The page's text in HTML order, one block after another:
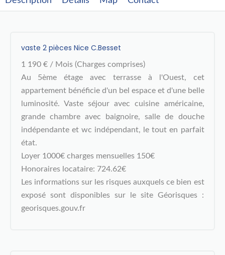
vaste 2 pièces Nice C.Besset
1 190 € / Mois (Charges comprises)
Au 5ème étage avec terrasse à l'Ouest, cet
appartement bénéficie d'un bel espace et d'une belle
luminosité. Vaste séjour avec cuisine américaine,
grande chambre avec baignoire, salle de douche
indépendante et wc indépendant, le tout en parfait
état.
Loyer 1000€ charges mensuelles 150€
Honoraires locataire: 724.62€
Les informations sur les risques auxquels ce bien est
exposé sont disponibles sur le site Géorisques :
georisques.gouv.fr